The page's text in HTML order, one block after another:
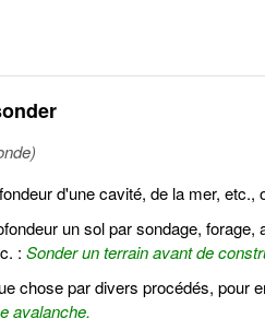
d'une cavité, de la mer,
un sol par sondage,
: Sonder un terrain avant de
chose par divers procédés, pour
avalanche.